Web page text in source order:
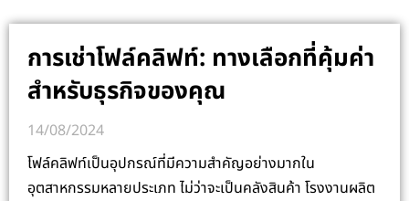
การเช่าโฟล์คลิฟท์: ทางเลือกที่คุ้มค่า
สำหรับธุรกิจของคุณ
14/08/2024
โฟล์คลิฟท์เป็นอุปกรณ์ที่มีความสำคัญอย่างมากใน
อุตสาหกรรมหลายประเภท ไม่ว่าจะเป็นคลังสินค้า โรงงานผลิต